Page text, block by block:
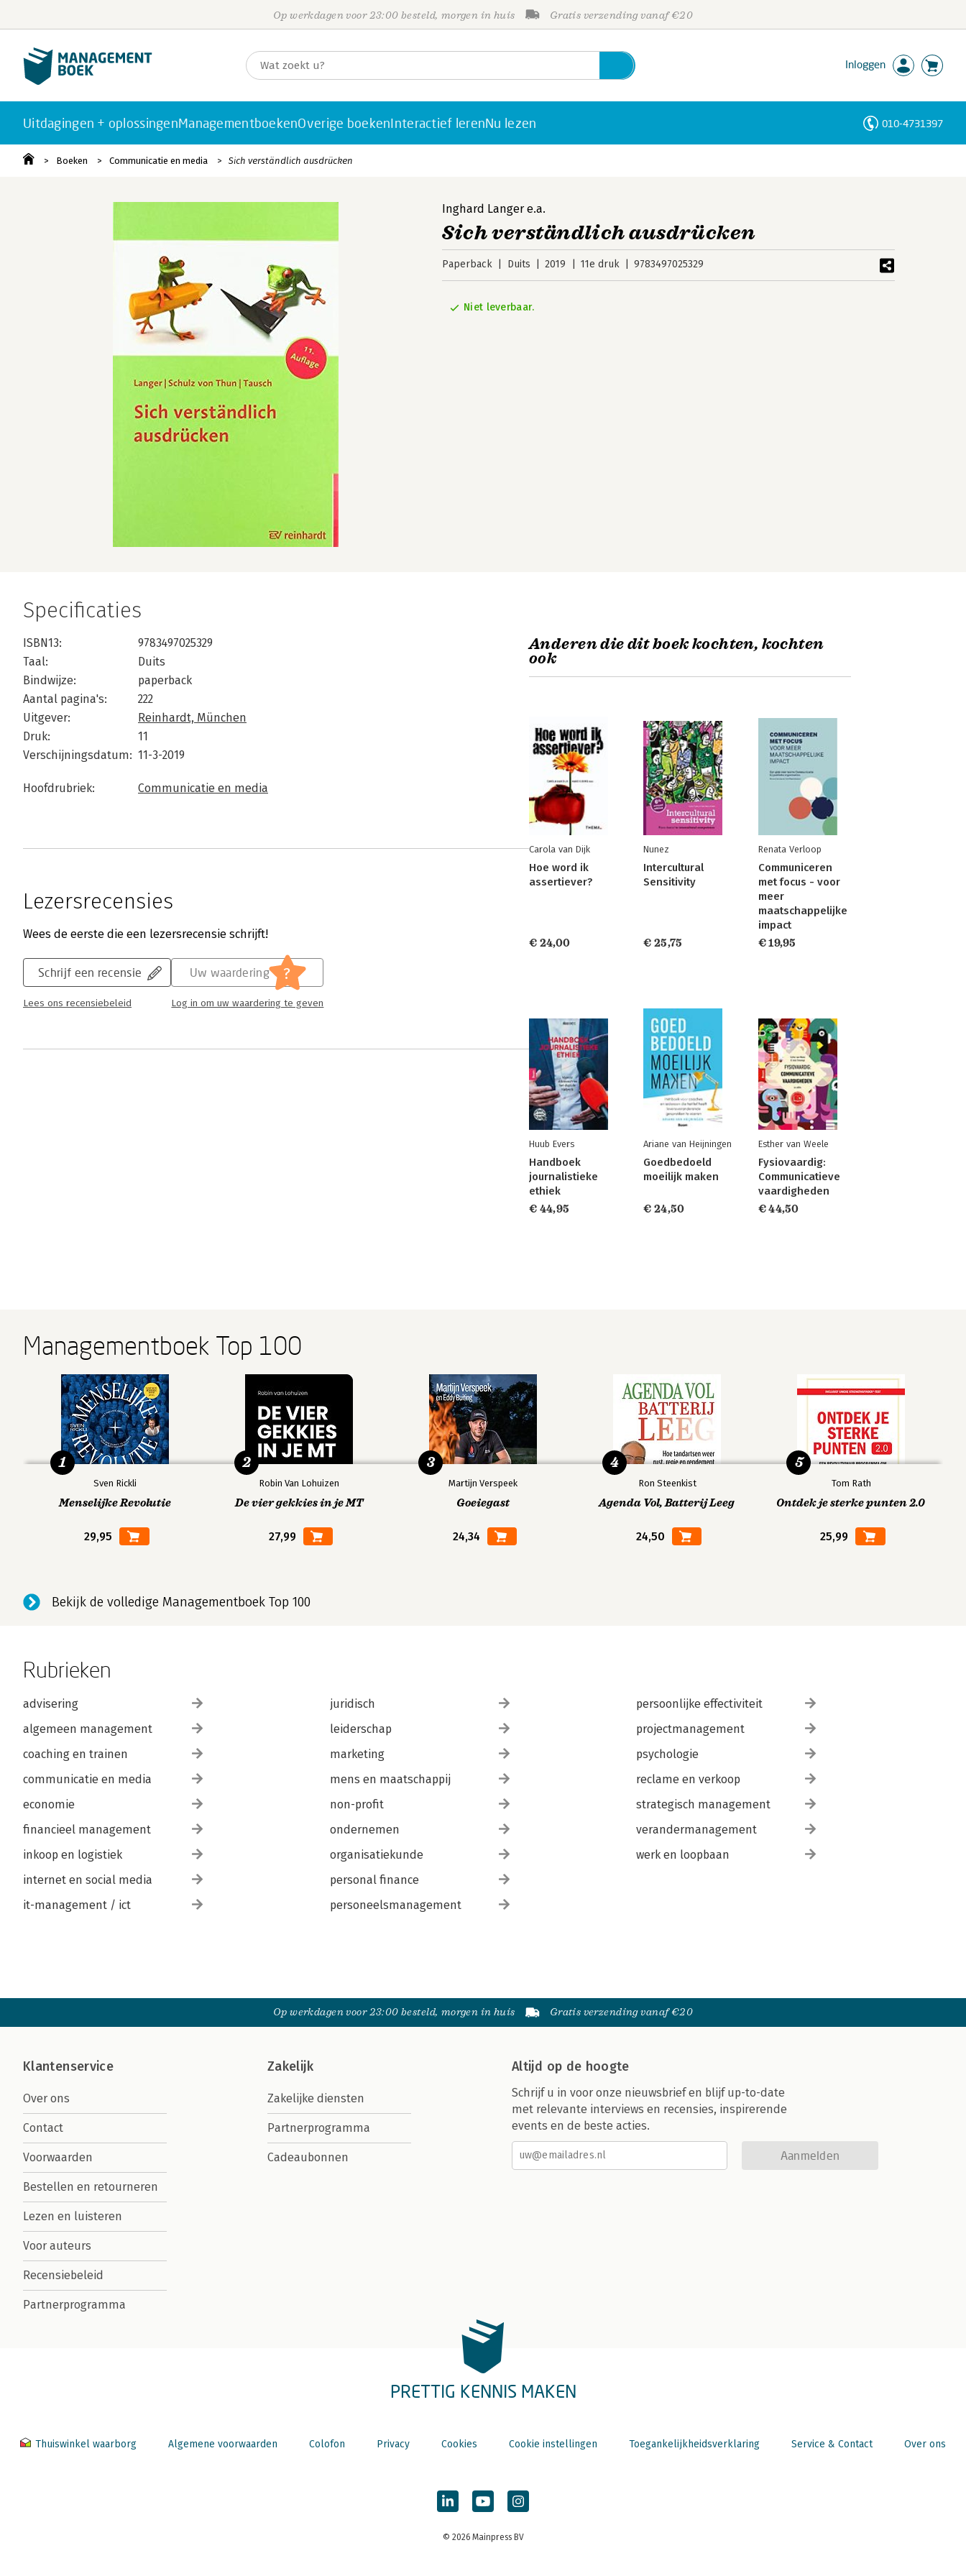
Op werkdagen voor 23:00 besteld, morgen in huis Gratis verzending vanaf €20
Inloggen
Uitdagingen + oplossingenManagementboekenOverige boekenInteractief lerenNu lezen 010-4731397
Boeken Communicatie en media Sich verständlich ausdrücken
Inghard Langer e.a.
Sich verständlich ausdrücken
Paperback Duits 2019 11e druk 9783497025329
Niet leverbaar.
Specificaties
ISBN13:
9783497025329
Taal:
Duits
Bindwijze:
paperback
Aantal pagina's:
222
Uitgever:
Reinhardt, München
Druk:
11
Verschijningsdatum: 11-3-2019
Hoofdrubriek: Communicatie en media
Lezersrecensies
Wees de eerste die een lezersrecensie schrijft!
Schrijf een recensie
Lees ons recensiebeleid
Uw waardering ?
Log in om uw waardering te geven
Anderen die dit boek kochten, kochten
ook
Carola van Dijk
Hoe word ik
assertiever?
€ 24,00
Nunez
Intercultural
Sensitivity
€ 25,75
Renata Verloop
Communiceren
met focus - voor
meer
maatschappelijke
impact
€ 19,95
Huub Evers
Handboek
journalistieke
ethiek
€ 44,95
Ariane van Heijningen
Goedbedoeld
moeilijk maken
€ 24,50
Esther van Weele
Fysiovaardig:
Communicatieve
vaardigheden
€ 44,50
Managementboek Top 100
Sven Rickli
Menselijke Revolutie
29,95
1
Robin Van Lohuizen
De vier gekkies in je MT
27,99
2
Martijn Verspeek
Goeiegast
24,34
3
Ron Steenkist
Agenda Vol, Batterij Leeg
24,50
4
Tom Rath
Ontdek je sterke punten 2.0
25,99
5
Bekijk de volledige Managementboek Top 100
Rubrieken
advisering
algemeen management
coaching en trainen
communicatie en media
economie
financieel management
inkoop en logistiek
internet en social media
it-management / ict
juridisch
leiderschap
marketing
mens en maatschappij
non-profit
ondernemen
organisatiekunde
personal finance
personeelsmanagement
persoonlijke effectiviteit
projectmanagement
psychologie
reclame en verkoop
strategisch management
verandermanagement
werk en loopbaan
Op werkdagen voor 23:00 besteld, morgen in huis Gratis verzending vanaf €20
Klantenservice
Over ons
Contact
Voorwaarden
Bestellen en retourneren
Lezen en luisteren
Voor auteurs
Recensiebeleid
Partnerprogramma
Zakelijk
Zakelijke diensten
Partnerprogramma
Cadeaubonnen
Altijd op de hoogte
Schrijf u in voor onze nieuwsbrief en blijf up-to-date
met relevante interviews en recensies, inspirerende
events en de beste acties.
Aanmelden
PRETTIG KENNIS MAKEN
Thuiswinkel waarborg Algemene voorwaarden Colofon Privacy Cookies Cookie instellingen Toegankelijkheidsverklaring Service & Contact Over ons
© 2026 Mainpress BV
Personen